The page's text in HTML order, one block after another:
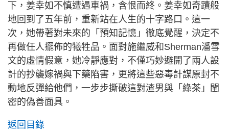
下，姜幸如不慎遭遇車禍，含恨而終。姜幸如奇蹟般
地回到了五年前，重新站在人生的十字路口。這一
次，她帶著對未來的「預知記憶」徹底覺醒，決定不
再做任人擺佈的犧牲品。面對施繼威和Sherman潘雪
文的虛情假意，她冷靜應對，不僅巧妙避開了兩人設
計的抄襲嫁禍與下藥陷害，更將這些惡毒計謀原封不
動地反彈給他們，一步步撕破這對渣男與「綠茶」閨
密的偽善面具。
返回目錄